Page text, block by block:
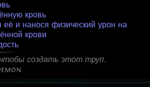
кровь
и нанося физический урон на
крови
создать этот труп.